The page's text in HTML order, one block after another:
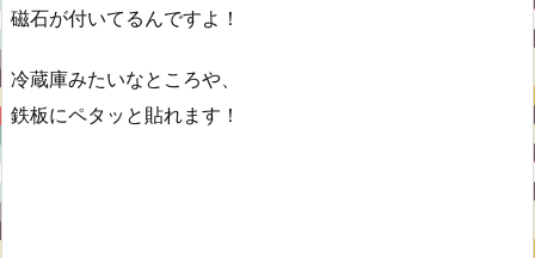
磁石が付いてるんですよ！
冷蔵庫みたいなところや、
鉄板にペタッと貼れます！